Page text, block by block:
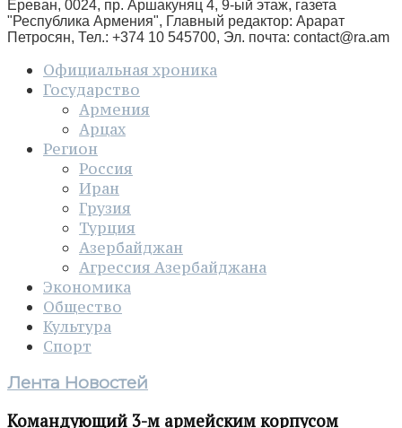
Ереван, 0024, пр. Аршакуняц 4, 9-ый этаж, газета
"Республика Армения", Главный редактор: Арарат
Петросян, Тел.: +374 10 545700, Эл. почта: contact@ra.am
Официальная хроника
Государство
Армения
Арцах
Регион
Россия
Иран
Грузия
Турция
Азербайджан
Агрессия Азербайджана
Экономика
Общество
Культура
Спорт
Лента Новостей
Командующий 3-м армейским корпусом